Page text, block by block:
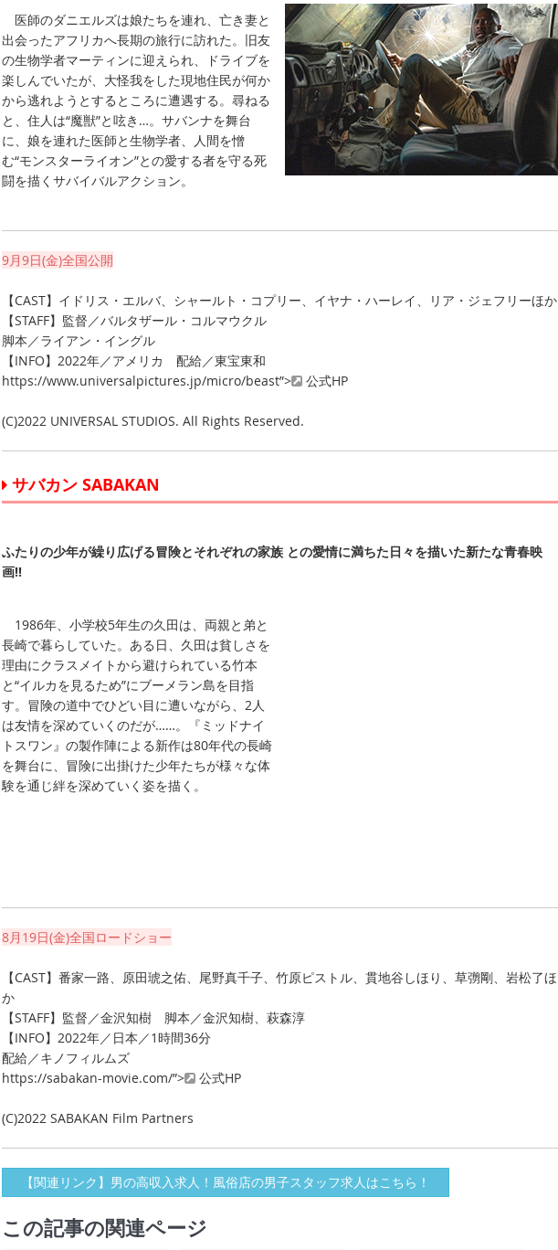
医師のダニエルズは娘たちを連れ、亡き妻と
出会ったアフリカへ長期の旅行に訪れた。旧友
の生物学者マーティンに迎えられ、ドライブを
楽しんでいたが、大怪我をした現地住民が何か
から逃れようとするところに遭遇する。尋ねる
と、住人は“魔獣”と呟き…。サバンナを舞台
に、娘を連れた医師と生物学者、人間を憎
む“モンスターライオン”との愛する者を守る死
闘を描くサバイバルアクション。
9月9日(金)全国公開
【CAST】イドリス・エルバ、シャールト・コプリー、イヤナ・ハーレイ、リア・ジェフリーほか
【STAFF】監督／バルタザール・コルマウクル
脚本／ライアン・イングル
【INFO】2022年／アメリカ 配給／東宝東和
https://www.universalpictures.jp/micro/beast”>
公式HP
(C)2022 UNIVERSAL STUDIOS. All Rights Reserved.
サバカン SABAKAN
ふたりの少年が繰り広げる冒険とそれぞれの家族 との愛情に満ちた日々を描いた新たな青春映
画!!
1986年、小学校5年生の久田は、両親と弟と
長崎で暮らしていた。ある日、久田は貧しさを
理由にクラスメイトから避けられている竹本
と“イルカを見るため”にブーメラン島を目指
す。冒険の道中でひどい目に遭いながら、2人
は友情を深めていくのだが……。『ミッドナイ
トスワン』の製作陣による新作は80年代の長崎
を舞台に、冒険に出掛けた少年たちが様々な体
験を通じ絆を深めていく姿を描く。
【CAST】番家一路、原田琥之佑、尾野真千子、竹原ピストル、貫地谷しほり、草彅剛、岩松了ほ
【STAFF】監督／金沢知樹 脚本／金沢知樹、萩森淳
配給／キノフィルムズ
https://sabakan-movie.com/”>
(C)2022 SABAKAN Film Partners
【関連リンク】男の高収入求人！風俗店の男子スタッフ求人はこちら！
この記事の関連ページ